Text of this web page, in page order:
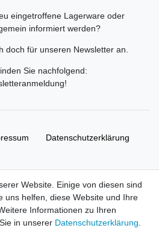
eingetroffene Lagerware oder
informiert werden?
doch für unseren Newsletter an.
Sie nachfolgend:
!
Daten­schutz­erklärung
vorbehalten. HL-
Website. Einige von diesen sind
uns helfen, diese Website und Ihre
Informationen zu Ihren
in unserer Daten­schutz­erklärung